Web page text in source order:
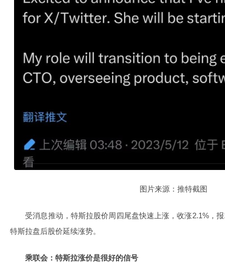
图片来源：推特截图
受消息推动，特斯拉股价周四尾盘快速上涨，收涨2.1%，报
特斯拉盘后股价延续涨势。
乘联会：特斯拉涨价是很好的信号